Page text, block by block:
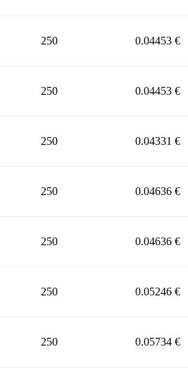
250 0.04453 €
250 0.04453 €
250 0.04331 €
250 0.04636 €
250 0.04636 €
250 0.05246 €
250 0.05734 €